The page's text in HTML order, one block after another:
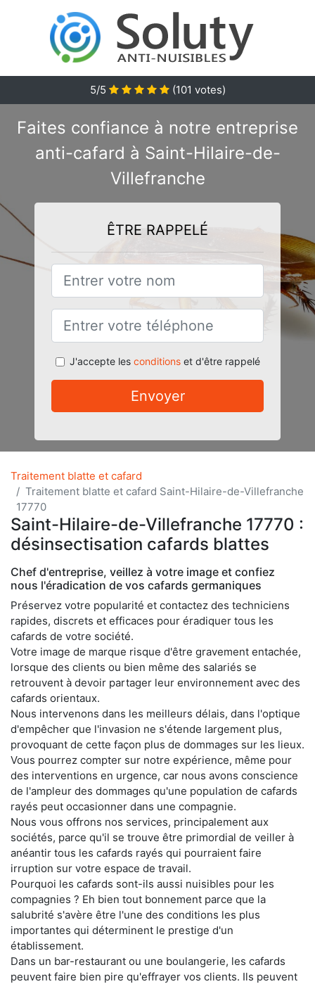
5/5 (101 votes)
Faites confiance à notre entreprise
anti-cafard à Saint-Hilaire-de-
Villefranche
ÊTRE RAPPELÉ
J'accepte les conditionset d'être rappelé
Envoyer
Traitement blatte et cafard
Traitement blatte et cafard Saint-Hilaire-de-Villefranche
17770
Saint-Hilaire-de-Villefranche 17770 :
désinsectisation cafards blattes
Chef d'entreprise, veillez à votre image et confiez
nous l'éradication de vos cafards germaniques
Préservez votre popularité et contactez des techniciens
rapides, discrets et efficaces pour éradiquer tous les
cafards de votre société.
Votre image de marque risque d'être gravement entachée,
lorsque des clients ou bien même des salariés se
retrouvent à devoir partager leur environnement avec des
cafards orientaux.
Nous intervenons dans les meilleurs délais, dans l'optique
d'empêcher que l'invasion ne s'étende largement plus,
provoquant de cette façon plus de dommages sur les lieux.
Vous pourrez compter sur notre expérience, même pour
des interventions en urgence, car nous avons conscience
de l'ampleur des dommages qu'une population de cafards
rayés peut occasionner dans une compagnie.
Nous vous offrons nos services, principalement aux
sociétés, parce qu'il se trouve être primordial de veiller à
anéantir tous les cafards rayés qui pourraient faire
irruption sur votre espace de travail.
Pourquoi les cafards sont-ils aussi nuisibles pour les
compagnies ? Eh bien tout bonnement parce que la
salubrité s'avère être l'une des conditions les plus
importantes qui déterminent le prestige d'un
établissement.
Dans un bar-restaurant ou une boulangerie, les cafards
peuvent faire bien pire qu'effrayer vos clients. Ils peuvent